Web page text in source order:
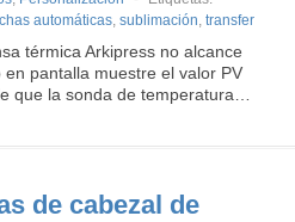
automáticas, sublimación, transfer
térmica Arkipress no alcance
pantalla muestre el valor PV
que la sonda de temperatura…
de cabezal de